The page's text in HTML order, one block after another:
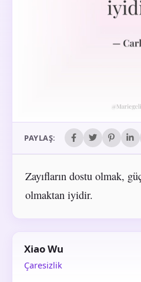
PAYLAŞ:
Zayıfların dostu olmak,
olmaktan iyidir.
Xiao Wu
Çaresizlik